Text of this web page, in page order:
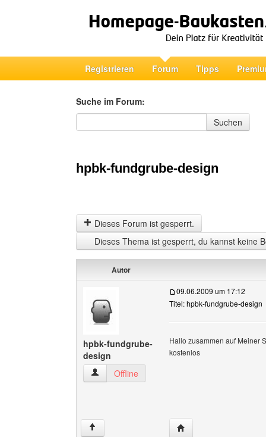
Registrieren Forum Tipps
Suche im Forum:
Suche im Forum
Suchen
hpbk-fundgrube-design
Dieses Forum ist gesperrt.
Dieses Thema ist gesperrt, du kannst keine
Autor
hpbk-fundgrube-
design
hpbk-fundgrube-design Benutzer-Profile
Offline
09.06.2009 um 17:12
Titel: hpbk-fundgrube-design
Hallo zusammen auf Meiner
kostenlos
↑ Website dieses